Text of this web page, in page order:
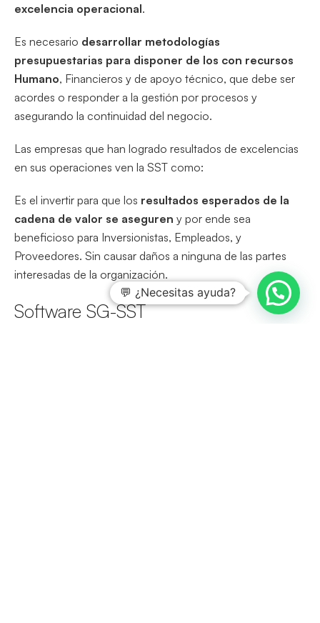
excelencia operacional.
Es necesario desarrollar metodologías
presupuestarias para disponer de los con recursos
Humano, Financieros y de apoyo técnico, que debe ser
acordes o responder a la gestión por procesos y
asegurando la continuidad del negocio.
Las empresas que han logrado resultados de excelencias
en sus operaciones ven la SST como:
Es el invertir para que los resultados esperados de la
cadena de valor se aseguren y por ende sea
beneficioso para Inversionistas, Empleados, y
Proveedores. Sin causar daños a ninguna de las partes
interesadas de la organización.
Software SG-SST
💬 ¿Necesitas ayuda?